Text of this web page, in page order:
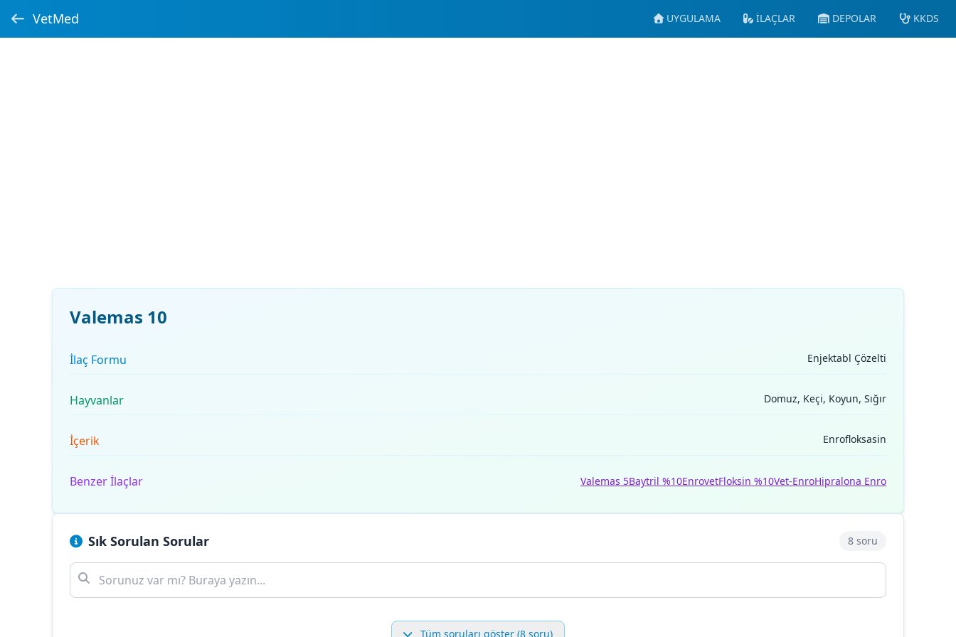
VetMed UYGULAMA İLAÇLAR DEPOLAR KKDS
Valemas 10
İlaç Formu Enjektabl Çözelti
Hayvanlar Domuz, Keçi, Koyun, Sığır
İçerik Enrofloksasin
Benzer İlaçlar Valemas 5Baytril %10EnrovetFloksin %10Vet-EnroHipralona Enro
Sık Sorulan Sorular 8 soru
Tüm soruları göster (8 soru)